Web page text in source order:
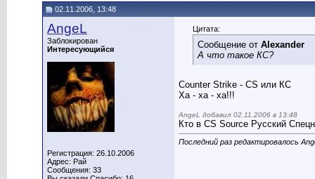
02.11.2006, 13:48
AngeL
Заблокирован
Интересующийся
Регистрация: 26.10.2006
Адрес: Рай
Сообщения: 33
Цитата:
Сообщение от Alexander
А что такое КС?
Counter Strike - CS или КС
Ха - ха - ха!!!
AngeL добавил 02.11.2006 в 13:48
Кто в CS Source Русский
Последний раз редактировалось